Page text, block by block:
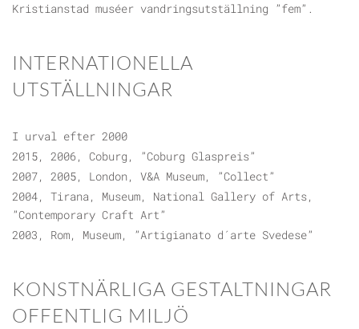
Kristianstad muséer vandringsutställning ”fem”.
INTERNATIONELLA
UTSTÄLLNINGAR
I urval efter 2000
2015, 2006, Coburg, ”Coburg Glaspreis”
2007, 2005, London, V&A Museum, ”Collect”
2004, Tirana, Museum, National Gallery of Arts,
”Contemporary Craft Art”
2003, Rom, Museum, ”Artigianato d´arte Svedese”
KONSTNÄRLIGA GESTALTNINGAR
OFFENTLIG MILJÖ